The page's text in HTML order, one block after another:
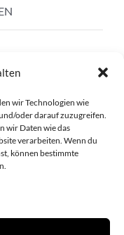
wir Technologien wie
oder darauf zuzugreifen.
wir Daten wie das
verarbeiten. Wenn du
können bestimmte